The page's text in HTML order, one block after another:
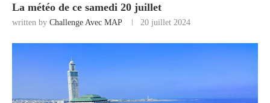
La météo de ce samedi 20 juillet
written by Challenge Avec MAP 20 juillet 2024